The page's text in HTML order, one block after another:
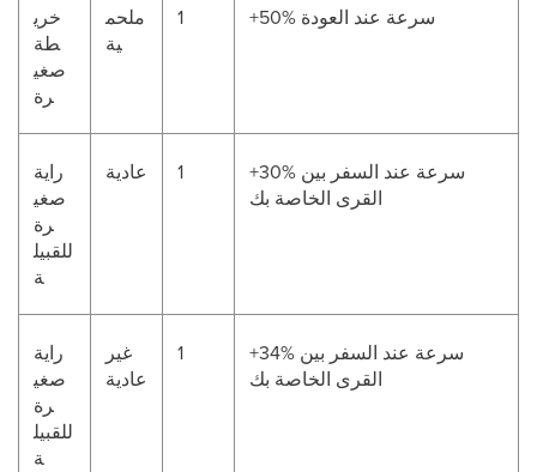
خري
طة
صغي
رة
ملحم
ية
1 +50% سرعة عند العودة
راية
صغي
رة
للقبيل
ة
عادية 1
+30% سرعة عند السفر بين
القرى الخاصة بك
راية
صغي
رة
للقبيل
ة
غير
عادية
1
+34% سرعة عند السفر بين
القرى الخاصة بك